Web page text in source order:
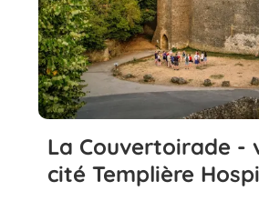
La Couvertoirade -
cité Templière